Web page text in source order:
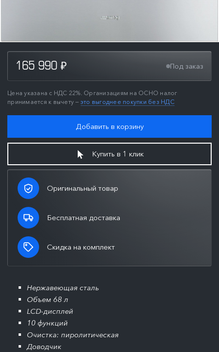
165 990 ₽ Под заказ
Цена указана с НДС 22%. Организациям на ОСНО налог
принимается к вычету — это выгоднее покупки без НДС
Добавить в корзину
Купить в 1 клик
Оригинальный товар
Бесплатная доставка
Скидка на комплект
Нержавеющая сталь
Объем 68 л
LCD-дисплей
10 функций
Очистка: пиролитическая
Доводчик